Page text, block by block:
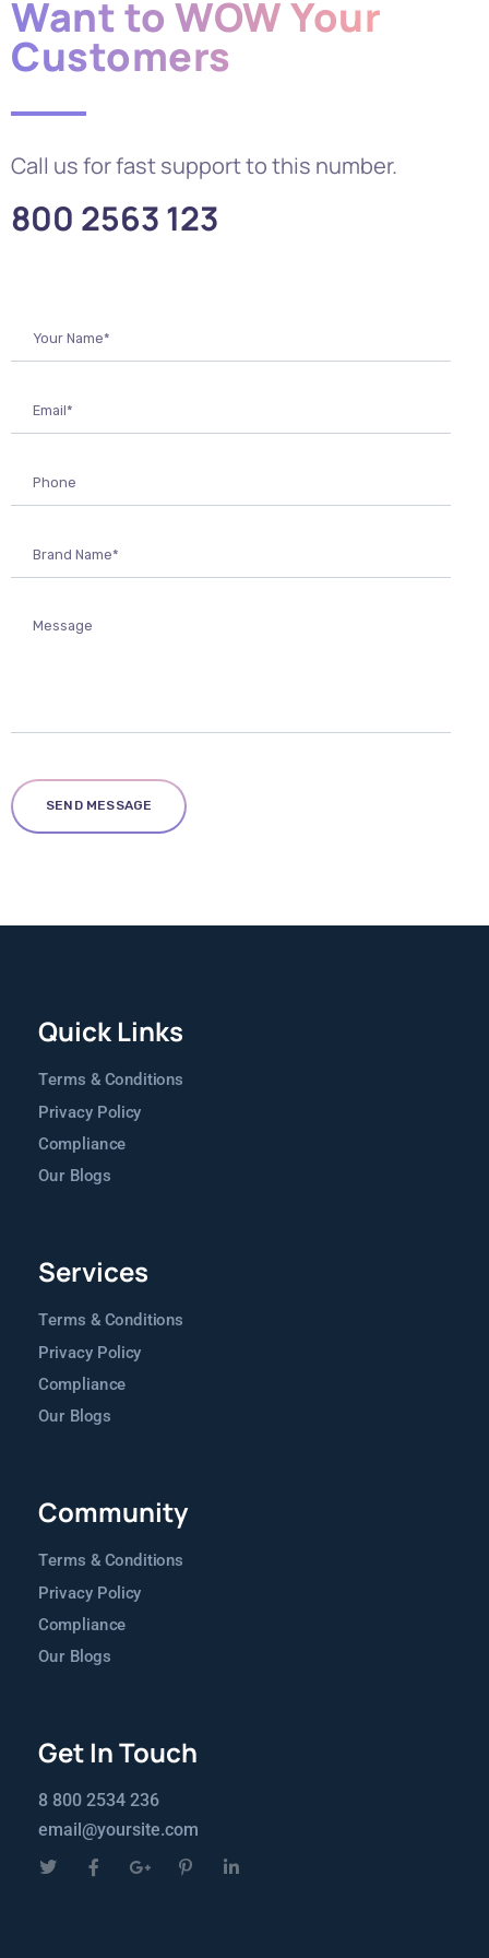
Want to WOW Your
Customers
Call us for fast support to this number.
800 2563 123
Quick Links
Terms & Conditions
Privacy Policy
Compliance
Our Blogs
Services
Terms & Conditions
Privacy Policy
Compliance
Our Blogs
Community
Terms & Conditions
Privacy Policy
Compliance
Our Blogs
Get In Touch
8 800 2534 236
email@yoursite.com